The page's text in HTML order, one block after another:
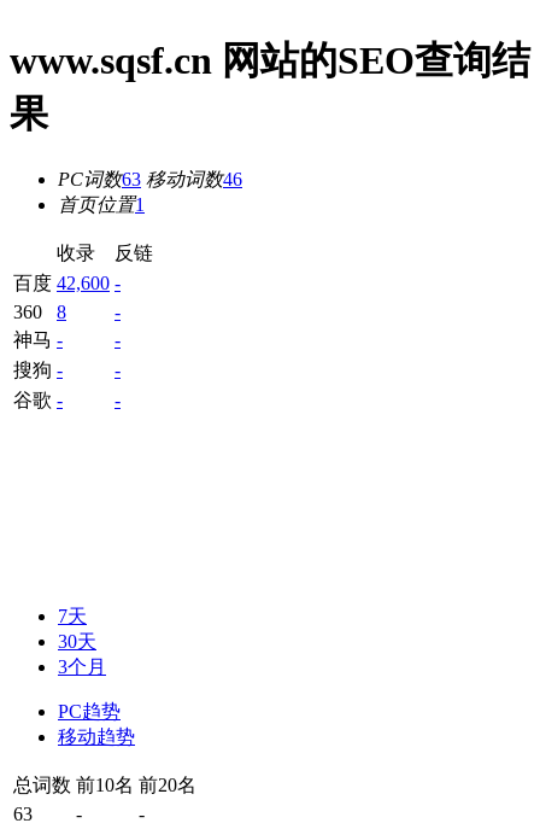
www.sqsf.cn 网站的SEO查询结
果
PC词数63 移动词数46
首页位置1
收录
反链
百度 42,600 -
360
8
-
神马 -
-
搜狗 -
-
谷歌 - -
7天
30天
3个月
PC趋势
移动趋势
总词数 前10名 前20名
63
- -